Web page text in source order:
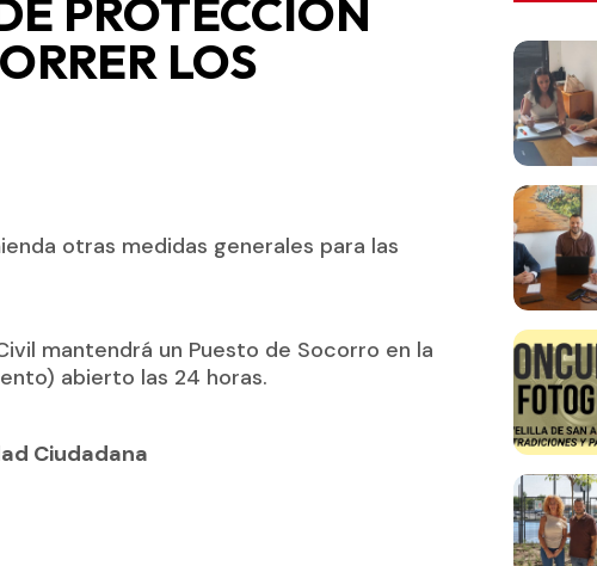
PROTECCIÓN
LOS
otras medidas generales para las
mantendrá un Puesto de Socorro en la
abierto las 24 horas.
Ciudadana